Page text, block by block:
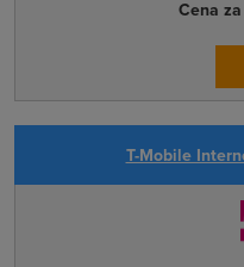
Cena
T-Mobile